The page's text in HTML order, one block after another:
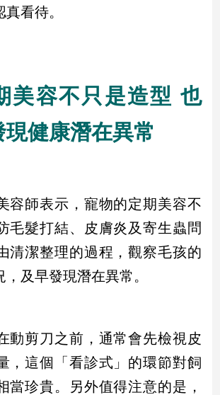
看待。
美容不只是造型 也
健康潛在異常
容師表示，寵物的定期美容不
毛髮打結、皮膚炎及寄生蟲問
清潔整理的過程，觀察毛孩的
及早發現潛在異常。
動剪刀之前，通常會先檢視皮
，這個「看診式」的環節對飼
當珍貴。另外值得注意的是，